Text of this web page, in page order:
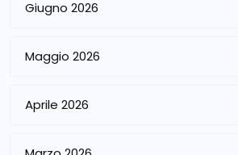
Giugno 2026
Maggio 2026
Aprile 2026